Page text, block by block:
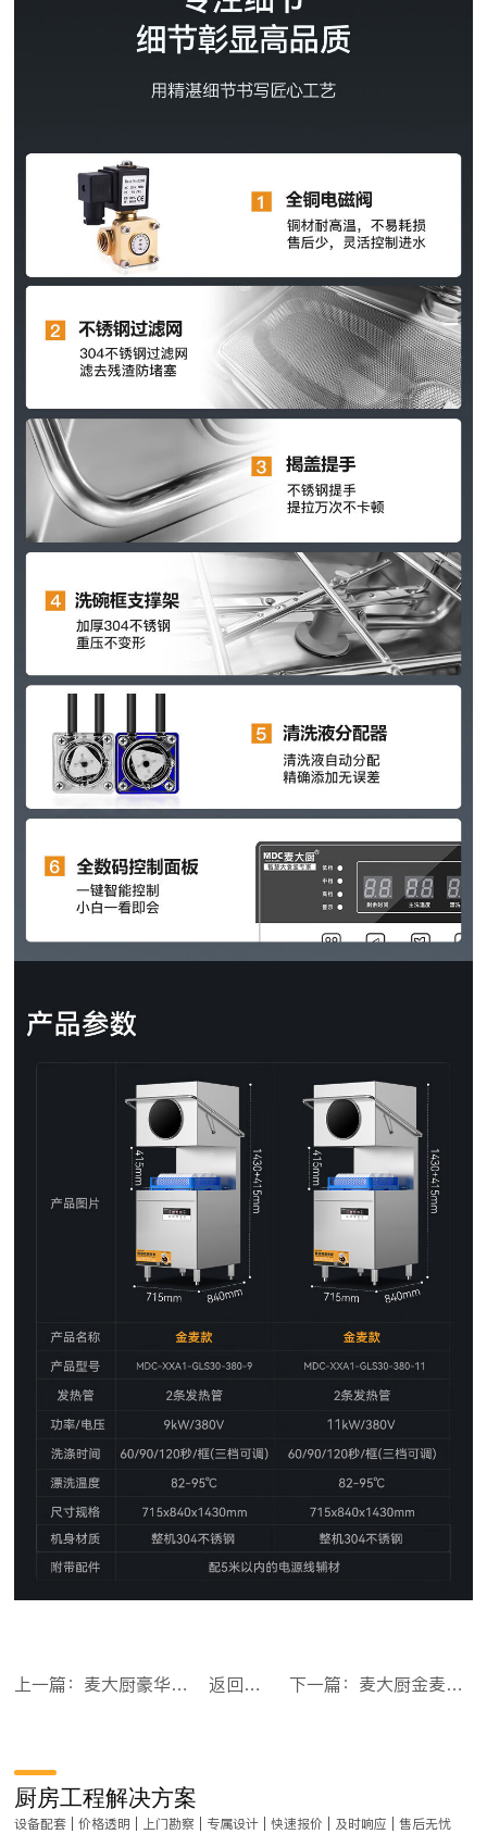
上一篇：麦大厨豪华款六门直冷立式双温冰柜 返回目录 下一篇：麦大厨金麦款双泵透窗揭盖式全自动洗碗机商用11KW
厨房工程解决方案
设备配套 | 价格透明 | 上门勘察 | 专属设计 | 快速报价 | 及时响应 | 售后无忧